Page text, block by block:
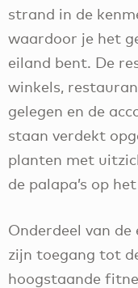
strand in de
waardoor je het
eiland bent. De
winkels,
gelegen en de
staan verdekt
planten met
de palapa’s op
Onderdeel van de
zijn toegang tot
hoogstaande